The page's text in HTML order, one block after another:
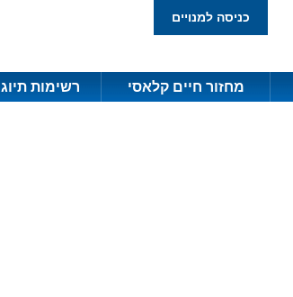
כניסה למנויים
מחזור חיים קלאסי רשימות תיוג